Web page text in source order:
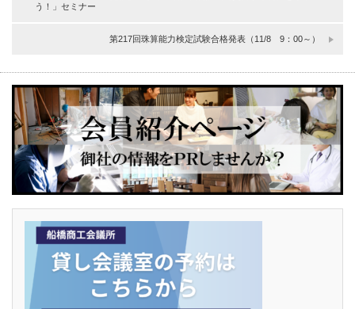
う！」セミナー
第217回珠算能力検定試験合格発表（11/8 9：00～）